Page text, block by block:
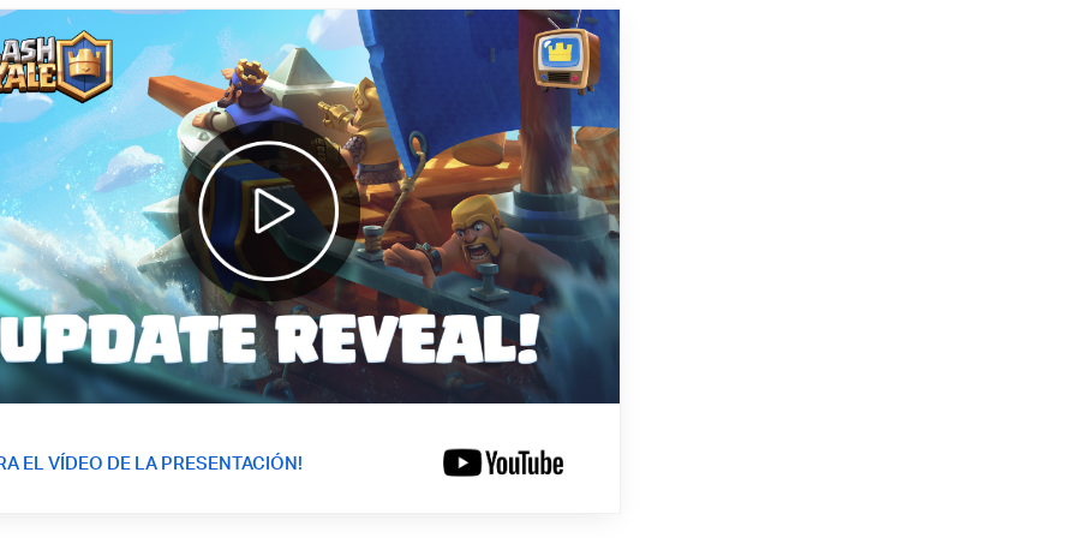
EL VÍDEO DE LA PRESENTACIÓN!